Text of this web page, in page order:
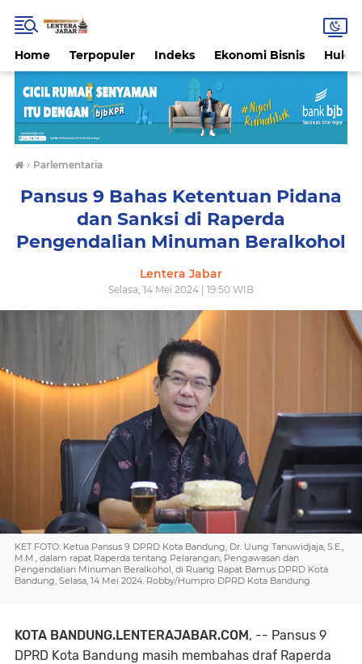
Home Terpopuler Indeks Ekonomi Bisnis
› Parlementaria
Pansus 9 Bahas Ketentuan Pidana
dan Sanksi di Raperda
Pengendalian Minuman Beralkohol
Lentera Jabar
Selasa, 14 Mei 2024 | 19:50 WIB
KET FOTO: Ketua Pansus 9 DPRD Kota Bandung, Dr. Uung Tanuwidjaja, S.E.,
M.M., dalam rapat Raperda tentang Pelarangan, Pengawasan dan
Pengendalian Minuman Beralkohol, di Ruang Rapat Bamus DPRD Kota
Bandung, Selasa, 14 Mei 2024. Robby/Humpro DPRD Kota Bandung.
KOTA BANDUNG.LENTERAJABAR.COM, -- Pansus 9
DPRD Kota Bandung masih membahas draf Raperda